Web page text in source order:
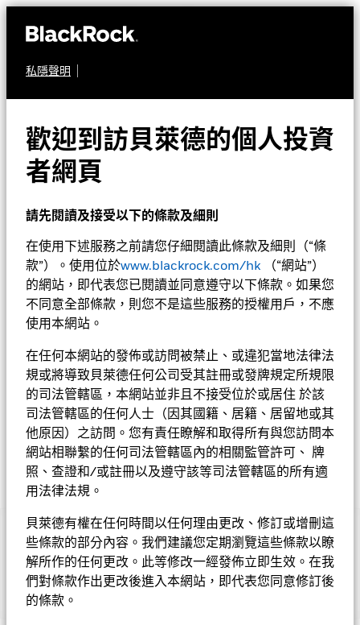
私隱聲明
歡迎到訪貝萊德的個人投資
者網頁
請先閱讀及接受以下的條款及細則
在使用下述服務之前請您仔細閱讀此條款及細則（“條
款”）。使用位於www.blackrock.com/hk （“網站”）
的網站，即代表您已閱讀並同意遵守以下條款。如果您
不同意全部條款，則您不是這些服務的授權用戶，不應
使用本網站。
在任何本網站的發佈或訪問被禁止、或違犯當地法律法
規或將導致貝萊德任何公司受其註冊或發牌規定所規限
的司法管轄區，本網站並非且不接受位於或居住 於該
司法管轄區的任何人士（因其國籍、居籍、居留地或其
他原因）之訪問。您有責任瞭解和取得所有與您訪問本
網站相聯繫的任何司法管轄區內的相關監管許可、 牌
照、查證和/或註冊以及遵守該等司法管轄區的所有適
用法律法規。
貝萊德有權在任何時間以任何理由更改、修訂或增刪這
些條款的部分內容。我們建議您定期瀏覽這些條款以瞭
解所作的任何更改。此等修改一經發佈立即生效。在我
們對條款作出更改後進入本網站，即代表您同意修訂後
的條款。
股票
貝萊德系統分析環球股票
高息基金
淨值截至 2026年8月7日
美元 12.64
52週波幅 10.73 - 12.67
Morningstar星號評級
重要提示︰
• 基金投資於股票，較大的股票價值波動可招致重大虧損。基金
賺取收入的投資策略或會減低基金資本增長的潛力以及將來的收
入。
• 基金需承受貨幣匯率風險、新興市場風險、對外資限制的風